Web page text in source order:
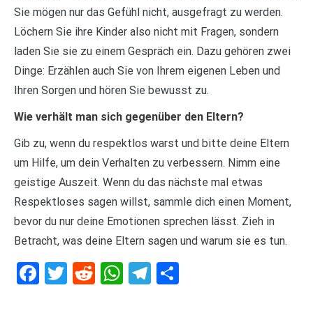
Sie mögen nur das Gefühl nicht, ausgefragt zu werden.
Löchern Sie ihre Kinder also nicht mit Fragen, sondern
laden Sie sie zu einem Gespräch ein. Dazu gehören zwei
Dinge: Erzählen auch Sie von Ihrem eigenen Leben und
Ihren Sorgen und hören Sie bewusst zu.
Wie verhält man sich gegenüber den Eltern?
Gib zu, wenn du respektlos warst und bitte deine Eltern
um Hilfe, um dein Verhalten zu verbessern. Nimm eine
geistige Auszeit. Wenn du das nächste mal etwas
Respektloses sagen willst, sammle dich einen Moment,
bevor du nur deine Emotionen sprechen lässt. Zieh in
Betracht, was deine Eltern sagen und warum sie es tun.
Facebook
Twitter
RedditWhatsApp
Telegram